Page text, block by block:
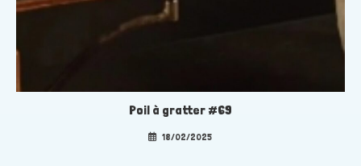
Poil à gratter #69
18/02/2025